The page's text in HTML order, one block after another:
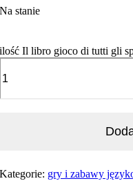
Na stanie
ilość Il libro gioco di tutti gli
Kategorie: gry i zabawy